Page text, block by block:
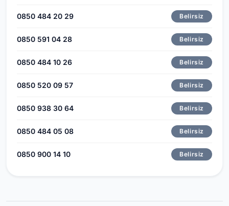
0850 484 20 29 Belirsiz
0850 591 04 28 Belirsiz
0850 484 10 26 Belirsiz
0850 520 09 57 Belirsiz
0850 938 30 64 Belirsiz
0850 484 05 08 Belirsiz
0850 900 14 10 Belirsiz